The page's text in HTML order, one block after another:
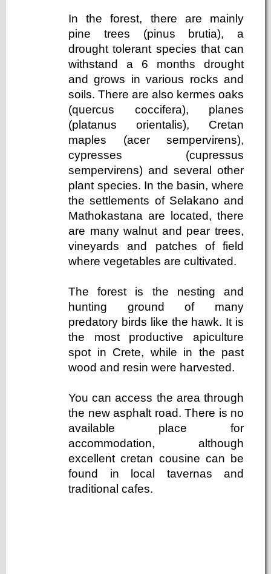
In the forest, there are mainly
pine trees (pinus brutia), a
drought tolerant species that can
withstand a 6 months drought
and grows in various rocks and
soils. There are also kermes oaks
(quercus coccifera), planes
(platanus orientalis), Cretan
maples (acer sempervirens),
cypresses (cupressus
sempervirens) and several other
plant species. In the basin, where
the settlements of Selakano and
Mathokastana are located, there
are many walnut and pear trees,
vineyards and patches of field
where vegetables are cultivated.
The forest is the nesting and
hunting ground of many
predatory birds like the hawk. It is
the most productive apiculture
spot in Crete, while in the past
wood and resin were harvested.
You can access the area through
the new asphalt road. There is no
available place for
accommodation, although
excellent cretan cousine can be
found in local tavernas and
traditional cafes.